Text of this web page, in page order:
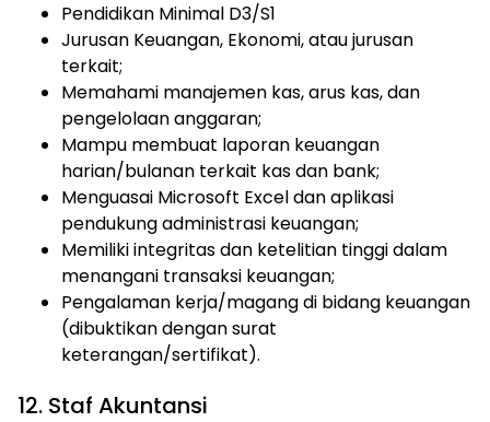
Pendidikan Minimal D3/S1
Jurusan Keuangan, Ekonomi, atau jurusan
terkait;
Memahami manajemen kas, arus kas, dan
pengelolaan anggaran;
Mampu membuat laporan keuangan
harian/bulanan terkait kas dan bank;
Menguasai Microsoft Excel dan aplikasi
pendukung administrasi keuangan;
Memiliki integritas dan ketelitian tinggi dalam
menangani transaksi keuangan;
Pengalaman kerja/magang di bidang keuangan
(dibuktikan dengan surat
keterangan/sertifikat).
12. Staf Akuntansi